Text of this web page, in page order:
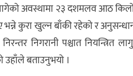
अवस्थामा २३ दशमलव आठ
कुरा खुल्न बाँकी रहेको र
निगरानी पश्चात नियन्त्रित
बताउनुभयो ।